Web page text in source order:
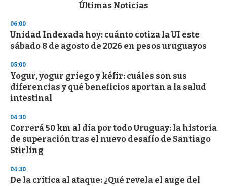
d
s
o
f
3
s
e
c
o
d
s
Últimas Noticias
06:00
Unidad Indexada hoy: cuánto cotiza la UI este
sábado 8 de agosto de 2026 en pesos uruguayos
05:00
Yogur, yogur griego y kéfir: cuáles son sus
diferencias y qué beneficios aportan a la salud
intestinal
04:30
Correrá 50 km al día por todo Uruguay: la historia
de superación tras el nuevo desafío de Santiago
Stirling
04:30
De la crítica al ataque: ¿Qué revela el auge del